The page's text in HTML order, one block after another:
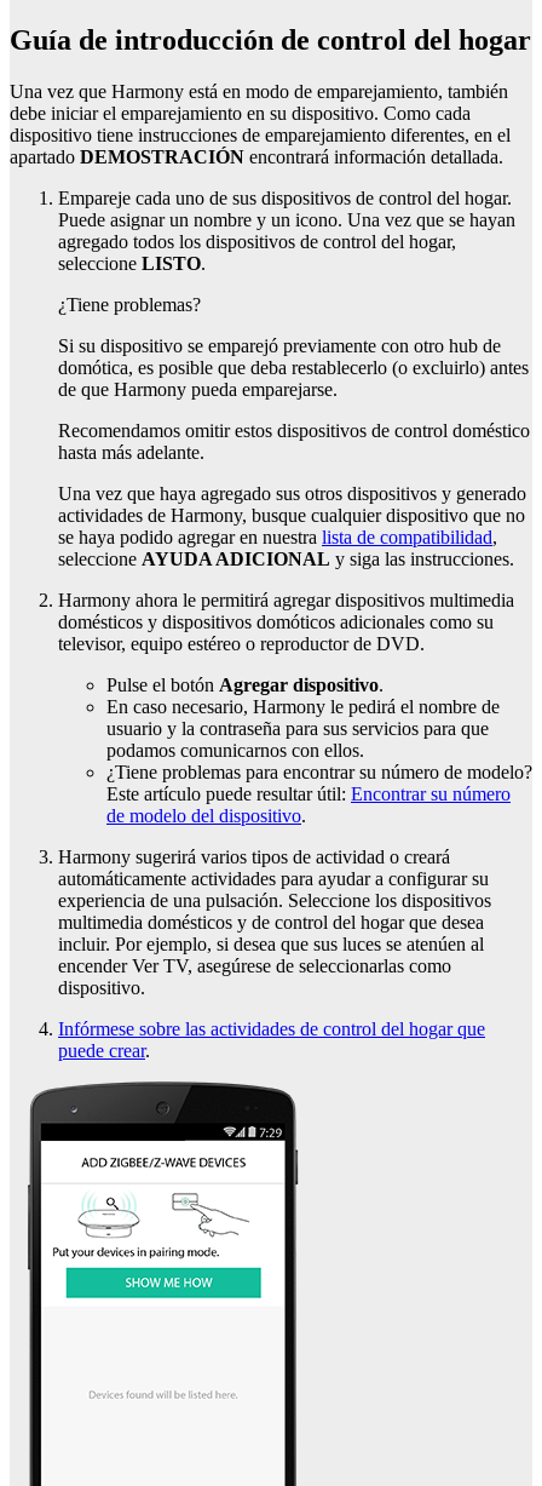
Guía de introducción de control del hogar
Una vez que Harmony está en modo de emparejamiento, también
debe iniciar el emparejamiento en su dispositivo. Como cada
dispositivo tiene instrucciones de emparejamiento diferentes, en el
apartado DEMOSTRACIÓN encontrará información detallada.
Empareje cada uno de sus dispositivos de control del hogar.
Puede asignar un nombre y un icono. Una vez que se hayan
agregado todos los dispositivos de control del hogar,
seleccione LISTO.
¿Tiene problemas?
Si su dispositivo se emparejó previamente con otro hub de
domótica, es posible que deba restablecerlo (o excluirlo) antes
de que Harmony pueda emparejarse.
Recomendamos omitir estos dispositivos de control doméstico
hasta más adelante.
Una vez que haya agregado sus otros dispositivos y generado
actividades de Harmony, busque cualquier dispositivo que no
se haya podido agregar en nuestra lista de compatibilidad,
seleccione AYUDA ADICIONAL y siga las instrucciones.
Harmony ahora le permitirá agregar dispositivos multimedia
domésticos y dispositivos domóticos adicionales como su
televisor, equipo estéreo o reproductor de DVD.
Pulse el botón Agregar dispositivo.
En caso necesario, Harmony le pedirá el nombre de
usuario y la contraseña para sus servicios para que
podamos comunicarnos con ellos.
¿Tiene problemas para encontrar su número de modelo?
Este artículo puede resultar útil: Encontrar su número
de modelo del dispositivo.
Harmony sugerirá varios tipos de actividad o creará
automáticamente actividades para ayudar a configurar su
experiencia de una pulsación. Seleccione los dispositivos
multimedia domésticos y de control del hogar que desea
incluir. Por ejemplo, si desea que sus luces se atenúen al
encender Ver TV, asegúrese de seleccionarlas como
dispositivo.
Infórmese sobre las actividades de control del hogar que
puede crear.